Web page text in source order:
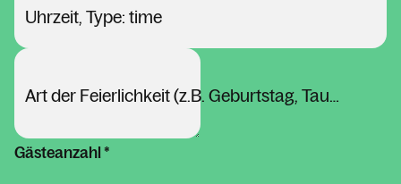
Uhrzeit, Type: time
Art der Feierlichkeit (z.B. Geburtstag, Taufe, ...)
Gästeanzahl *